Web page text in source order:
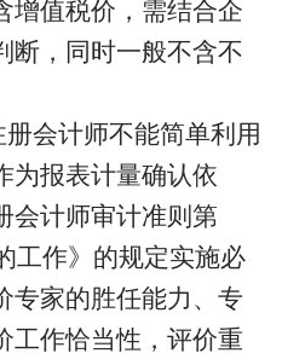
增值税价，需结合企
断，同时一般不含不
会计师不能简单利用
为报表计量确认依
会计师审计准则第
作》的规定实施必
专家的胜任能力、专
工作恰当性，评价重